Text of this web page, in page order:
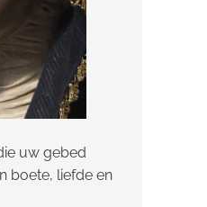
uw gebed
boete, liefde en